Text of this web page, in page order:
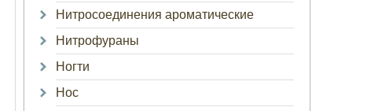
Нитросоединения ароматические
Нитрофураны
Ногти
Нос